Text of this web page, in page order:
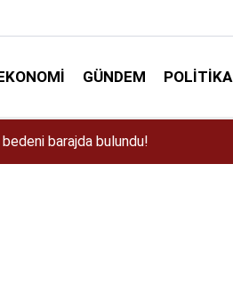
GÜNDEM POLITIKA
kaybetti!